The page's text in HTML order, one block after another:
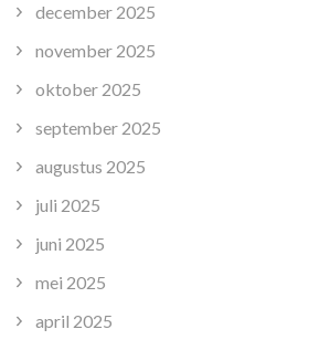
december 2025
november 2025
oktober 2025
september 2025
augustus 2025
juli 2025
juni 2025
mei 2025
april 2025